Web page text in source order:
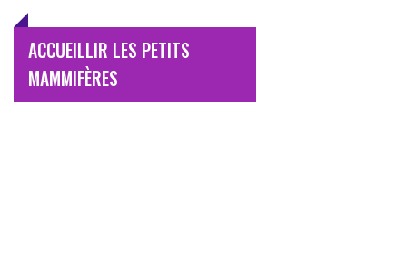
ACCUEILLIR LES PETITS
MAMMIFÈRES